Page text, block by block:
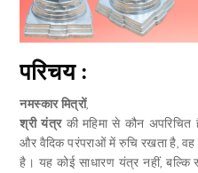
परिचय :
नमस्कार मित्रों,
श्री यंत्रकी महिमा से कौन अपरिचित
और वैदिक परंपराओं में रुचि रखता है,
है। यह कोई साधारण यंत्र नहीं, बल्कि